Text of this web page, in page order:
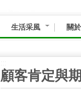
生活采風 關
顧客肯定與